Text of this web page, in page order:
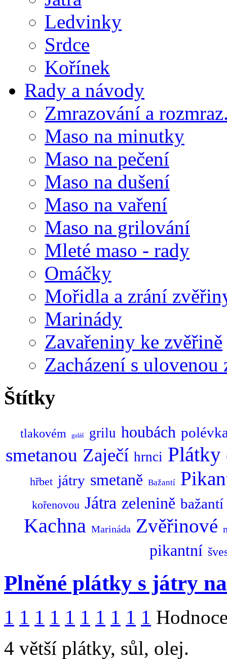
Ledvinky
Srdce
Kořínek
Rady a návody
Zmrazování a
Maso na minutky
Maso na pečení
Maso na dušení
Maso na vaření
Maso na grilování
Mleté maso - rady
Omáčky
Mořidla a zrání
Marinády
Zavařeniny ke zvěřině
Zacházení s ulovenou
Štítky
tlakovém guláš grilu houbách
smetanou Zaječí hrnci Plátky
hřbet játry smetaně Bažantí
kořenovou Játra zelenině bažantí
Kachna Marináda Zvěřinové
pikantní
Plněné plátky s játry
1 1 1 1 1 1 1 1 1 1
4 větší plátky, sůl, olej.